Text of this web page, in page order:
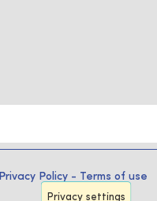
Privacy Policy - Terms of use
Privacy settings